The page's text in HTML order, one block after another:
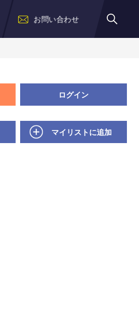
お問い合わせ
ログイン
マイリストに追加